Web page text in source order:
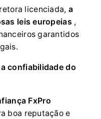
licenciada, a
leis europeias ,
garantidos
confiabilidade do
FxPro
boa reputação e